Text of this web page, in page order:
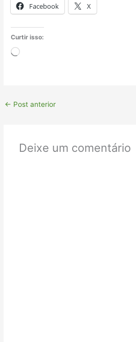
Facebook X
Curtir isso:
Carregando...
← Post anterior
Deixe um comentário